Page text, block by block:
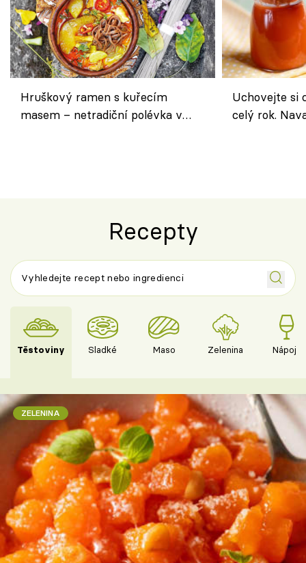
Hruškový ramen s kuřecím
masem – netradiční polévka v
Uchovejte si
celý rok.
Recepty
Těstoviny Sladké Maso Zelenina Nápoje
ZELENINA